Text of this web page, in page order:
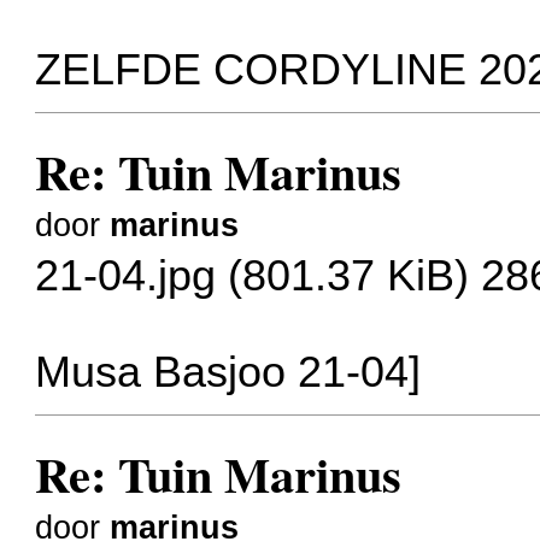
ZELFDE CORDYLINE
Re: Tuin Marinus
door marinus
21-04.jpg (801.37 KiB)
Musa Basjoo 21-04]
Re: Tuin Marinus
door marinus